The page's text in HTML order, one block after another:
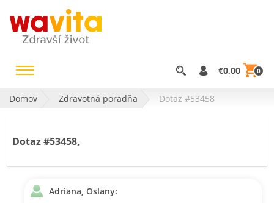
€0,00 0
Domov Zdravotná poradňa Dotaz #53458
Dotaz #53458,
Adriana, Oslany: